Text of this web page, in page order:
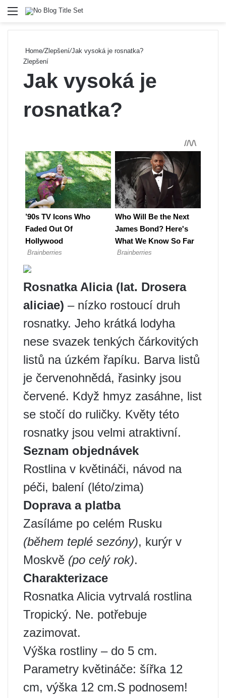
Menu
Home/Zlepšení/Jak vysoká je rosnatka?
Zlepšení
Jak vysoká je
rosnatka?
Rosnatka Alicia (lat. Drosera
aliciae) – nízko rostoucí druh
rosnatky. Jeho krátká lodyha
nese svazek tenkých čárkovitých
listů na úzkém řapíku. Barva listů
je červenohnědá, řasinky jsou
červené. Když hmyz zasáhne, list
se stočí do ruličky. Květy této
rosnatky jsou velmi atraktivní.
Seznam objednávek
Rostlina v květináči, návod na
péči, balení (léto/zima)
Doprava a platba
Zasíláme po celém Rusku
(během teplé sezóny), kurýr v
Moskvě (po celý rok).
Charakterizace
Rosnatka Alicia vytrvalá rostlina
Tropický. Ne. potřebuje
zazimovat.
Výška rostliny – do 5 cm.
Parametry květináče: šířka 12
cm, výška 12 cm.S podnosem!